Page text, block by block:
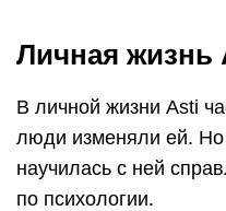
Личная жизнь
В личной жизни Asti
люди изменяли ей. Но
научилась с ней
по психологии.